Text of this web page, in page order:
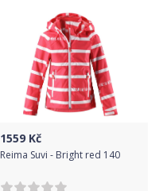
1559 Kč
Reima Suvi - Bright red 140